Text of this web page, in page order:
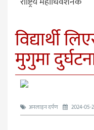
विद्यार्थी
मुगुमा
अनलाइन दर्पण 2024-05-